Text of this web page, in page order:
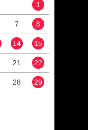
1
7 8
14 15
21 22
28 29